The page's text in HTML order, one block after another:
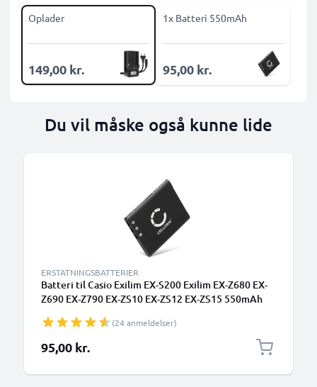
Oplader
149,00 kr.
1x Batteri 550mAh
95,00 kr.
Du vil måske også kunne lide
ERSTATNINGSBATTERIER
Batteri til Casio Exilim EX-S200 Exilim EX-Z680 EX-
Z690 EX-Z790 EX-ZS10 EX-ZS12 EX-ZS15 550mAh
(24 anmeldelser)
95,00 kr.